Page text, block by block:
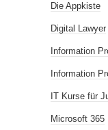
Die Appkiste
Digital Lawyer
Information
Information
IT Kurse für
Microsoft 365